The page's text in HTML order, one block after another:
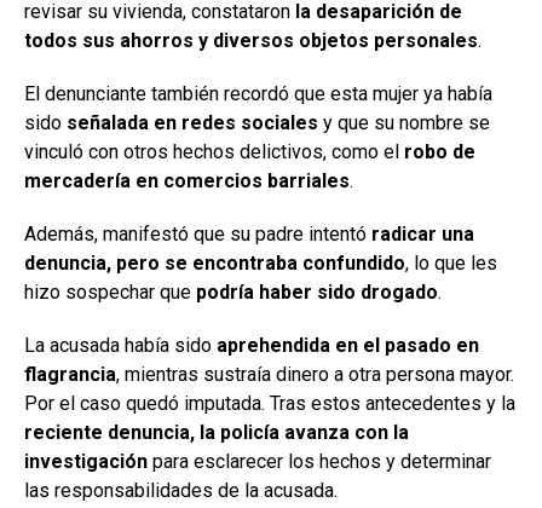
revisar su vivienda, constataron la desaparición de
todos sus ahorros y diversos objetos personales.
El denunciante también recordó que esta mujer ya había
sido señalada en redes sociales y que su nombre se
vinculó con otros hechos delictivos, como el robo de
mercadería en comercios barriales.
Además, manifestó que su padre intentó radicar una
denuncia, pero se encontraba confundido, lo que les
hizo sospechar que podría haber sido drogado.
La acusada había sido aprehendida en el pasado en
flagrancia, mientras sustraía dinero a otra persona mayor.
Por el caso quedó imputada. Tras estos antecedentes y la
reciente denuncia, la policía avanza con la
investigación para esclarecer los hechos y determinar
las responsabilidades de la acusada.